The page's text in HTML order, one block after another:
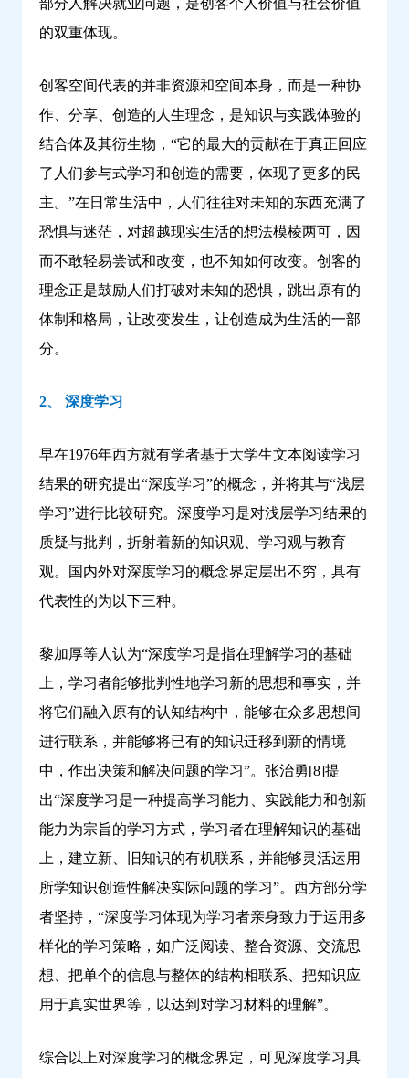
部分人解决就业问题，是创客个人价值与社会价值
的双重体现。
创客空间代表的并非资源和空间本身，而是一种协
作、分享、创造的人生理念，是知识与实践体验的
结合体及其衍生物，“它的最大的贡献在于真正回应
了人们参与式学习和创造的需要，体现了更多的民
主。”在日常生活中，人们往往对未知的东西充满了
恐惧与迷茫，对超越现实生活的想法模棱两可，因
而不敢轻易尝试和改变，也不知如何改变。创客的
理念正是鼓励人们打破对未知的恐惧，跳出原有的
体制和格局，让改变发生，让创造成为生活的一部
分。
2、 深度学习
早在1976年西方就有学者基于大学生文本阅读学习
结果的研究提出“深度学习”的概念，并将其与“浅层
学习”进行比较研究。深度学习是对浅层学习结果的
质疑与批判，折射着新的知识观、学习观与教育
观。国内外对深度学习的概念界定层出不穷，具有
代表性的为以下三种。
黎加厚等人认为“深度学习是指在理解学习的基础
上，学习者能够批判性地学习新的思想和事实，并
将它们融入原有的认知结构中，能够在众多思想间
进行联系，并能够将已有的知识迁移到新的情境
中，作出决策和解决问题的学习”。张治勇[8]提
出“深度学习是一种提高学习能力、实践能力和创新
能力为宗旨的学习方式，学习者在理解知识的基础
上，建立新、旧知识的有机联系，并能够灵活运用
所学知识创造性解决实际问题的学习”。西方部分学
者坚持，“深度学习体现为学习者亲身致力于运用多
样化的学习策略，如广泛阅读、整合资源、交流思
想、把单个的信息与整体的结构相联系、把知识应
用于真实世界等，以达到对学习材料的理解”。
综合以上对深度学习的概念界定，可见深度学习具